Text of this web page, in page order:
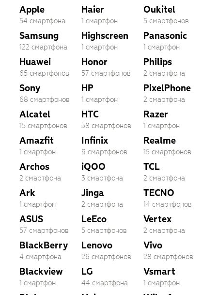
Apple
54 смартфона
Samsung
122 смартфона
Huawei
65 смартфонов
Sony
68 смартфонов
Alcatel
15 смартфонов
Amazfit
1 смартфон
Archos
2 смартфона
Ark
1 смартфон
ASUS
57 смартфонов
BlackBerry
4 смартфона
Blackview
1 смартфон
Haier
1 смартфон
Highscreen
1 смартфон
Honor
57 смартфонов
HP
1 смартфон
HTC
38 смартфонов
Infinix
9 смартфонов
iQOO
3 смартфона
Jinga
2 смартфона
LeEco
5 смартфонов
Lenovo
26 смартфонов
LG
44 смартфона
Oukitel
5 смартфонов
Panasonic
1 смартфон
Philips
2 смартфона
PixelPhone
2 смартфона
Razer
1 смартфон
Realme
15 смартфонов
TCL
2 смартфона
TECNO
14 смартфонов
Vertex
2 смартфона
Vivo
28 смартфонов
Vsmart
1 смартфон